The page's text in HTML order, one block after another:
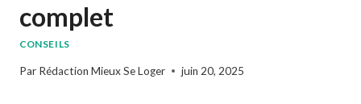
complet
CONSEILS
Par Rédaction Mieux Se Loger juin 20, 2025